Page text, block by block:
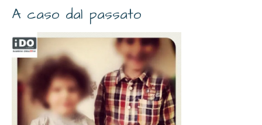
A caso dal passato